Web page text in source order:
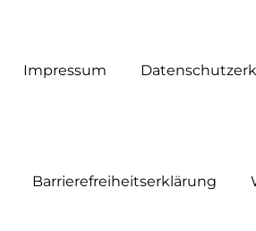
Impressum
Barrierefreiheitserklärung